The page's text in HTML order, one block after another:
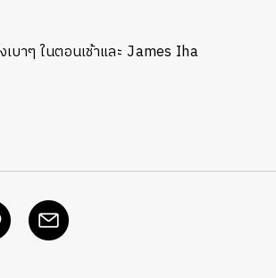
บาๆ ในตอนเช้าและ James Iha